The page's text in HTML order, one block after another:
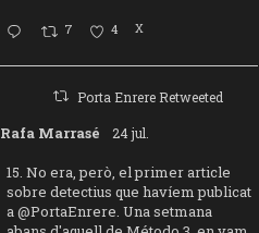
7 4 X
Porta Enrere Retweeted
Rafa Marrasé 24 jul.
15. No era, però, el primer article
sobre detectius que havíem publicat
a@PortaEnrere. Una setmana